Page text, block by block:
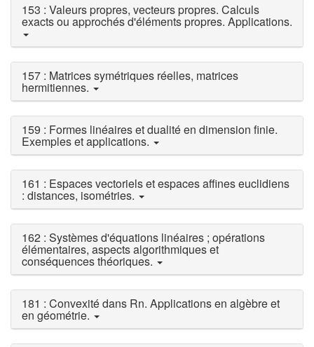
153 : Valeurs propres, vecteurs propres. Calculs
exacts ou approchés d'éléments propres. Applications.
157 : Matrices symétriques réelles, matrices
hermitiennes.
159 : Formes linéaires et dualité en dimension finie.
Exemples et applications.
161 : Espaces vectoriels et espaces affines euclidiens
: distances, isométries.
162 : Systèmes d'équations linéaires ; opérations
élémentaires, aspects algorithmiques et
conséquences théoriques.
181 : Convexité dans Rn. Applications en algèbre et
en géométrie.